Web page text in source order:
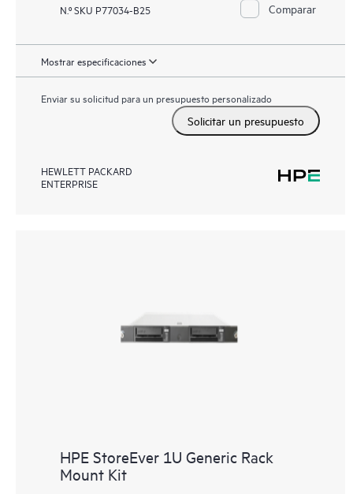
N.º SKU P77034-B25 Comparar
Mostrar especificaciones
Enviar su solicitud para un presupuesto personalizado
Solicitar un presupuesto
HEWLETT PACKARD
ENTERPRISE
HPE StoreEver 1U Generic Rack
Mount Kit